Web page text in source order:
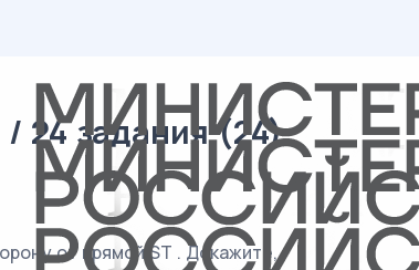
24 задания (24)
от прямой ST . Докажите,